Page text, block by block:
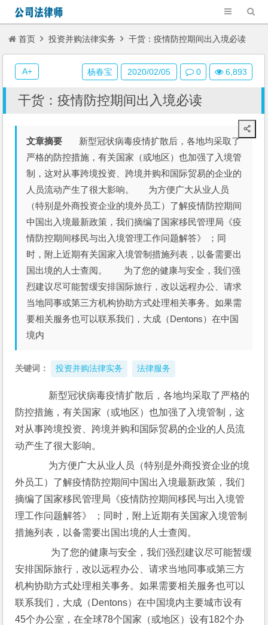
首页 投资并购法律实务 干货：疫情防控期间出入境必读
干货：疫情防控期间出入境必读
文章摘要 新型冠状病毒疫情扩散后，各地均采取了
严格的防控措施，有关国家（或地区）也加强了入境管
制，这对从事跨境投资、跨境并购和国际贸易的企业的
人员流动产生了很大影响。 为方便广大从业人员
（特别是外商投资企业的境外员工）了解疫情防控期间
中国出入境最新政策，我们摘编了国家移民管理局《疫
情防控期间移民与出入境管理工作问题解答》 ；同
时，附上近期有关国家入境管制措施列表，以备需要出
国出境的人士查阅。 为了您的健康与安全，我们强
烈建议尽可能暂缓安排国际旅行，改以远程办公、请求
当地同事或第三方机构协助方式处理相关事务。如果需
要相关服务也可以联系我们，大成（Dentons）在中国
境内
关键词： 投资并购法律实务 法律服务
新型冠状病毒疫情扩散后，各地均采取了严格的
防控措施，有关国家（或地区）也加强了入境管制，这
对从事跨境投资、跨境并购和国际贸易的企业的人员流
动产生了很大影响。
为方便广大从业人员（特别是外商投资企业的境
外员工）了解疫情防控期间中国出入境最新政策，我们
摘编了国家移民管理局《疫情防控期间移民与出入境管
理工作问题解答》 ；同时，附上近期有关国家入境管制
措施列表，以备需要出国出境的人士查阅。
为了您的健康与安全，我们强烈建议尽可能暂缓
安排国际旅行，改以远程办公、请求当地同事或第三方
机构协助方式处理相关事务。如果需要相关服务也可以
联系我们，大成（Dentons）在中国境内主要城市设有
45个办公室，在全球78个国家（或地区）设有182个办
杨春宝 2020/02/05 0 6,893
A+